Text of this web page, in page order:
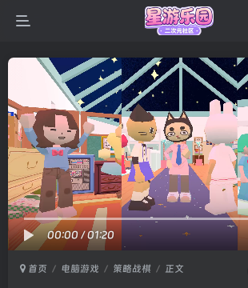
00:00/01:20
首页 电脑游戏 策略战棋 正文